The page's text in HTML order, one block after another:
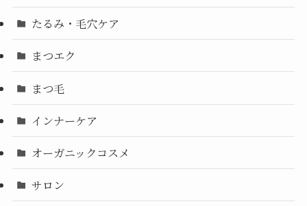
たるみ・毛穴ケア
まつエク
まつ毛
インナーケア
オーガニックコスメ
サロン